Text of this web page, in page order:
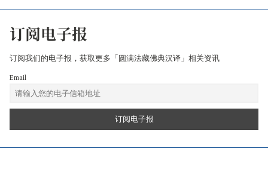
订阅电子报
订阅我们的电子报，获取更多「圆满法藏佛典汉译」相关资讯
Email